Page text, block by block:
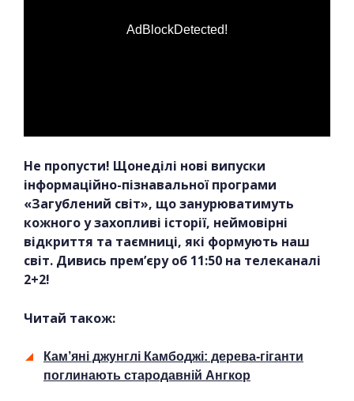
AdBlockDetected!
Не пропусти! Щонеділі нові випуски
інформаційно-пізнавальної програми
«Загублений світ», що занурюватимуть
кожного у захопливі історії, неймовірні
відкриття та таємниці, які формують наш
світ. Дивись прем’єру об 11:50 на телеканалі
2+2!
Читай також:
Кам’яні джунглі Камбоджі: дерева-гіганти
поглинають стародавній Ангкор